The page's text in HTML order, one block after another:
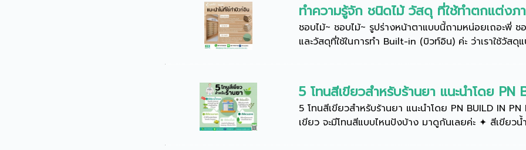
ทำความรู้จัก ชนิดไม้ วัสดุ ที่ใช้ทำตกแต่งภา
ชอบไม้~ ชอบไม้~ รูปร่างหน้าตาแบบนี้ถามหน่อยเถอะพี่
และวัสดุที่ใช้ในการทำ Built-in (บิวท์อิน) ค่ะ ว่าเราใช้วัสดุ
5 โทนสีเขียวสำหรับร้านยา แนะนำโดย PN
5 โทนสีเขียวสำหรับร้านยา แนะนำโดย PN BUILD IN
เขียว จะมีโทนสีแบบไหนปังบ้าง มาดูกันเลยค่ะ ✦ สีเขียว